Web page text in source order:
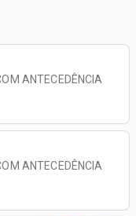
ANTECEDÊNCIA
ANTECEDÊNCIA